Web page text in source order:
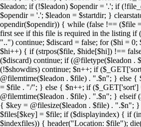
$leadon; if (!$leadon) $opendir = '.'; if
$opendir = '.'; $leadon = $startdir; }
opendir($opendir)) { while (false !== ($file
first see if this file is required in the listing
"..") continue; $discard = false; for ($hi = 0;
$hi++) { if (strpos($file, $hide[$hi]) !==
($discard) continue; if (@filetype($leadon
(!$showdirs) continue; $n++; if
@filemtime($leadon . $file) . ".$n"; } else
= $file . "/"; } else { $n++; if
@filemtime($leadon . $file) . ".$n"; } elseif
{ $key = @filesize($leadon . $file) . ".$n";
$files[$key] = $file; if ($displayindex) { if
$indexfiles)) { header("Location: $file");